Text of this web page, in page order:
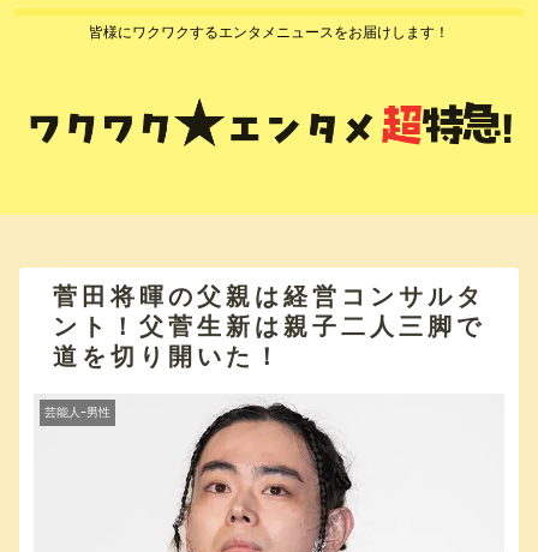
皆様にワクワクするエンタメニュースをお届けします！
菅田将暉の父親は経営コンサルタ
ント！父菅生新は親子二人三脚で
道を切り開いた！
芸能人ｰ男性